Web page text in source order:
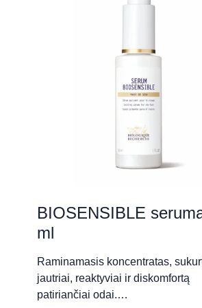
klinika -
„Face Diary“
Laisvės al. 18-52/
„Grožio
„Grožio
Sėlių g. 62, Vilnius
BIOSENSIBLE
ml
Raminamasis koncentratas,
jautriai, reaktyviai ir diskomfortą
patiriančiai odai.…